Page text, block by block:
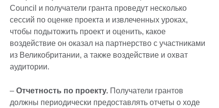
Council и получатели гранта проведут несколько
сессий по оценке проекта и извлеченных уроках,
чтобы подытожить проект и оценить, какое
воздействие он оказал на партнерство с участниками
из Великобритании, а также воздействие и охват
аудитории.
– Отчетность по проекту. Получатели грантов
должны периодически предоставлять отчеты о ходе